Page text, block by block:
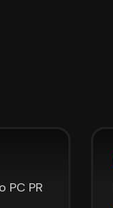
PC PR